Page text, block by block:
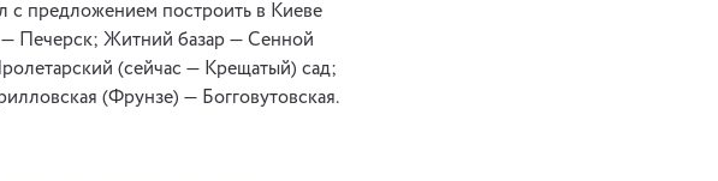
с предложением построить в Киеве
— Печерск; Житний базар — Сенной
(сейчас — Крещатый) сад;
(Фрунзе) — Богговутовская.